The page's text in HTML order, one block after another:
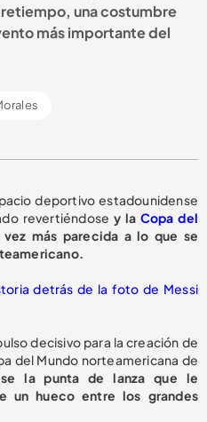
una costumbre
más importante del
deportivo estadounidense
revertiéndose y la Copa del
más parecida a lo que se
detrás de la foto de Messi
decisivo para la creación de
del Mundo norteamericana de
la punta de lanza que le
un hueco entre los grandes